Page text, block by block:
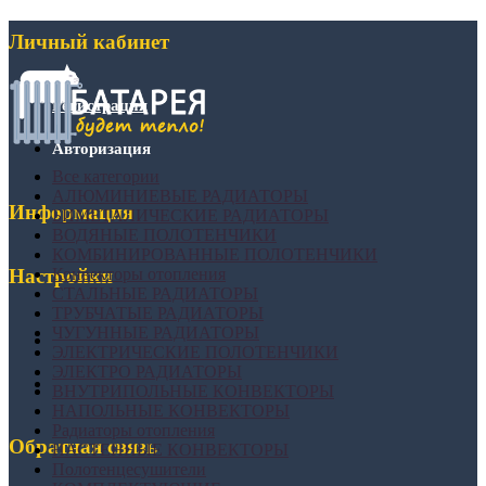
Личный кабинет
Регистрация
Авторизация
Информация
Настройки
Обратная связь
БИМЕТАЛИЧЕСКИЕ РАДИАТОРЫ
Конвекторы отопления
СТАЛЬНЫЕ РАДИАТОРЫ
НАСТЕННЫЕ КОНВЕКТОРЫ